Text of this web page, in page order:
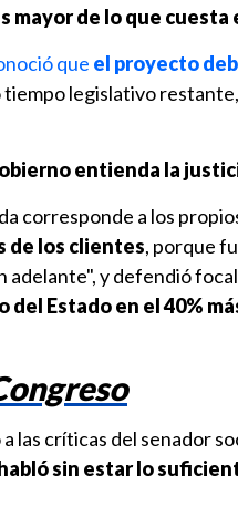
mayor de lo que cuesta
que el proyecto
tiempo legislativo
entienda la
corresponde a los
de los clientes, porque
adelante", y defendió
Estado en el 40%
las críticas del senador
sin estar lo